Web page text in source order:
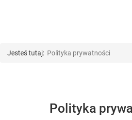
Jesteś tutaj: Polityka prywatności
Polityka